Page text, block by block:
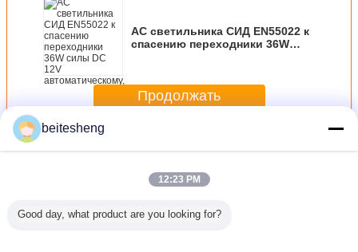
AC светильника СИД EN55022 к
спасению переходники 36W
Продолжать
Больше Электропитания AC-DC
beitesheng
12:23 PM
Good day, what product are you looking for?